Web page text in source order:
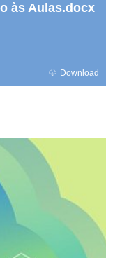
às Aulas.docx
Download